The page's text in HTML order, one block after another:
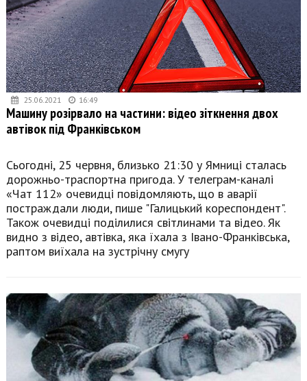
25.06.2021 16:49
Машину розірвало на частини: відео зіткнення двох
автівок під Франківськом
Сьогодні, 25 червня, близько 21:30 у Ямниці сталась
дорожньо-траспортна пригода. У телеграм-каналі
«Чат 112» очевидці повідомляють, що в аварії
постраждали люди, пише "Галицький кореспондент".
Також очевидці поділилися світлинами та відео. Як
видно з відео, автівка, яка їхала з Івано-Франківська,
раптом виїхала на зустрічну смугу